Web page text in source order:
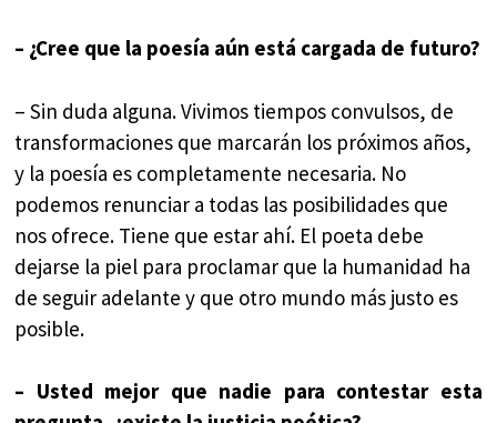
– ¿Cree que la poesía aún está cargada de futuro?
– Sin duda alguna. Vivimos tiempos convulsos, de
transformaciones que marcarán los próximos años,
y la poesía es completamente necesaria. No
podemos renunciar a todas las posibilidades que
nos ofrece. Tiene que estar ahí. El poeta debe
dejarse la piel para proclamar que la humanidad ha
de seguir adelante y que otro mundo más justo es
posible.
– Usted mejor que nadie para contestar esta